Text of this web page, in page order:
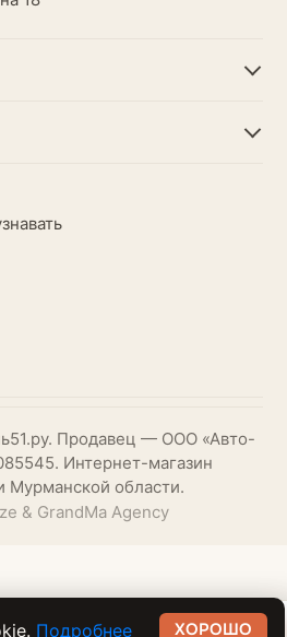
Продавец — ООО «Авто-
Интернет-магазин
Мурманской области.
& GrandMa Agency
Подробнее ХОРОШО